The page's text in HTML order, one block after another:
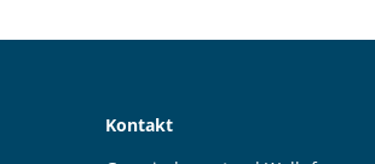
Kontakt